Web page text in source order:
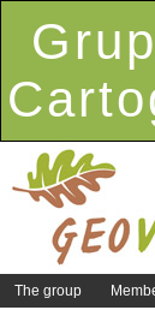
The group